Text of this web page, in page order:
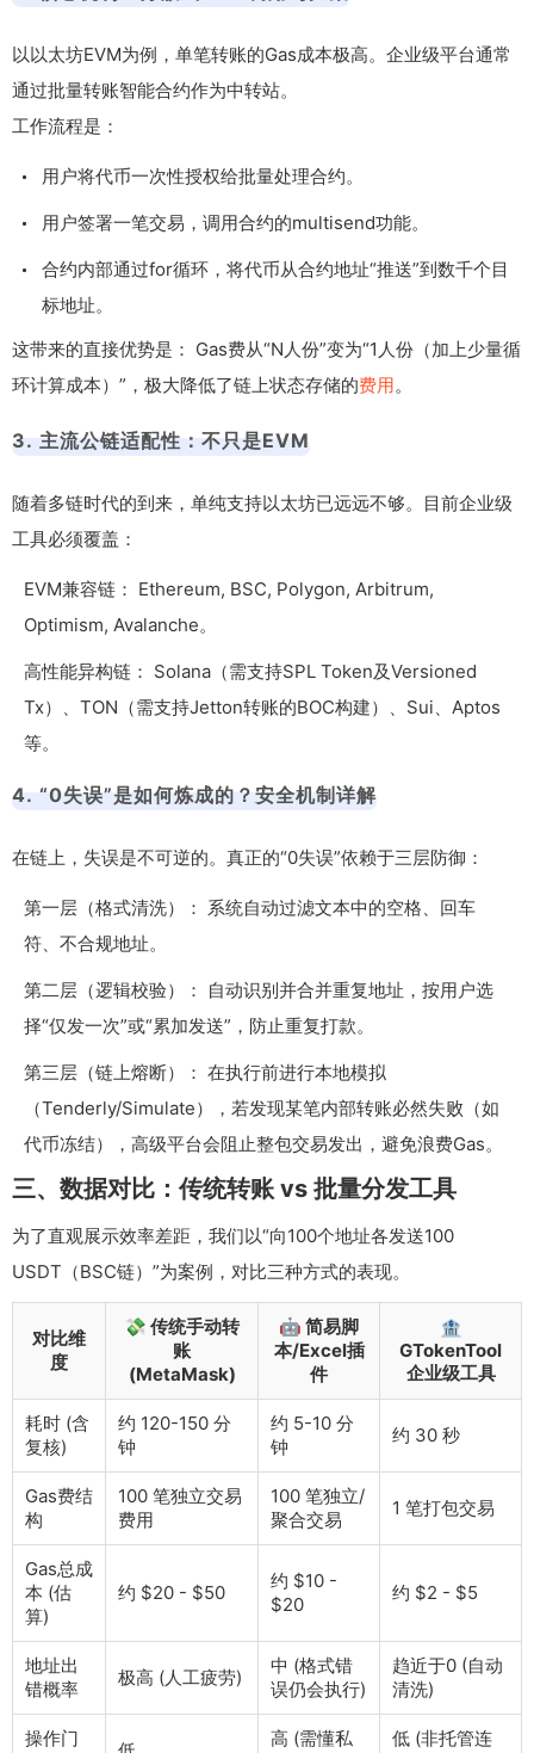
以以太坊EVM为例，单笔转账的Gas成本极高。企业级平台通常
通过批量转账智能合约作为中转站。
工作流程是：
用户将代币一次性授权给批量处理合约。
用户签署一笔交易，调用合约的multisend功能。
合约内部通过for循环，将代币从合约地址“推送”到数千个目
标地址。
这带来的直接优势是： Gas费从“N人份”变为“1人份（加上少量循
环计算成本）”，极大降低了链上状态存储的费用。
3. 主流公链适配性：不只是EVM
随着多链时代的到来，单纯支持以太坊已远远不够。目前企业级
工具必须覆盖：
EVM兼容链： Ethereum, BSC, Polygon, Arbitrum,
Optimism, Avalanche。
高性能异构链： Solana（需支持SPL Token及Versioned
Tx）、TON（需支持Jetton转账的BOC构建）、Sui、Aptos
等。
4. “0失误”是如何炼成的？安全机制详解
在链上，失误是不可逆的。真正的“0失误”依赖于三层防御：
第一层（格式清洗）： 系统自动过滤文本中的空格、回车
符、不合规地址。
第二层（逻辑校验）： 自动识别并合并重复地址，按用户选
择“仅发一次”或“累加发送”，防止重复打款。
第三层（链上熔断）： 在执行前进行本地模拟
（Tenderly/Simulate），若发现某笔内部转账必然失败（如
代币冻结），高级平台会阻止整包交易发出，避免浪费Gas。
三、数据对比：传统转账 vs 批量分发工具
为了直观展示效率差距，我们以“向100个地址各发送100
USDT（BSC链）”为案例，对比三种方式的表现。
对比维
度
💸 传统手动转
账
(MetaMask)
🤖 简易脚
本/Excel插
件
🏦
GTokenTool
企业级工具
耗时 (含
复核)
约 120-150 分
钟
约 5-10 分
钟
约 30 秒
Gas费结
构
100 笔独立交易
费用
100 笔独立/
聚合交易
1 笔打包交易
Gas总成
本 (估
算)
约 $20 - $50
约 $10 -
$20
约 $2 - $5
地址出
错概率
极高 (人工疲劳)
中 (格式错
误仍会执行)
趋近于0 (自动
清洗)
操作门
高 (需懂私
低 (非托管连